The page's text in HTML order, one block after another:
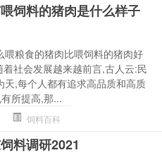
饲料的猪肉是什么样子
喂粮食的猪肉比喂饲料的猪肉好
着社会发展越来越前言,古人云:民
天,每个人都有追求高品质和高质
所提高,那...
饲料百科
料调研2021